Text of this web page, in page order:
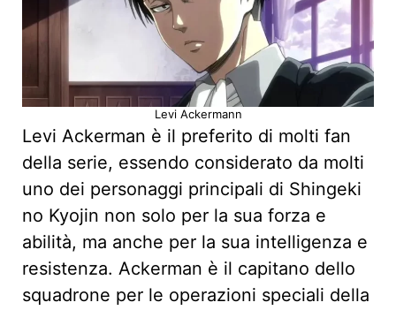
Levi Ackermann
Levi Ackerman è il preferito di molti fan
della serie, essendo considerato da molti
uno dei personaggi principali di Shingeki
no Kyojin non solo per la sua forza e
abilità, ma anche per la sua intelligenza e
resistenza. Ackerman è il capitano dello
squadrone per le operazioni speciali della